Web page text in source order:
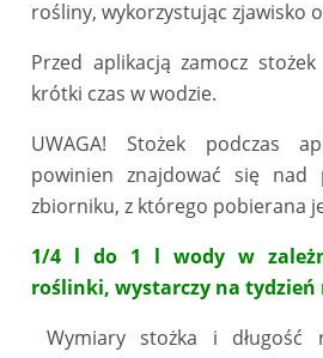
rośliny, wykorzystując zjawisko
Przed aplikacją zamocz
krótki czas w wodzie.
UWAGA! Stożek podczas
powinien znajdować się nad
zbiorniku, z którego pobierana
1/4 l do 1 l wody w
roślinki, wystarczy na
Wymiary stożka i długość